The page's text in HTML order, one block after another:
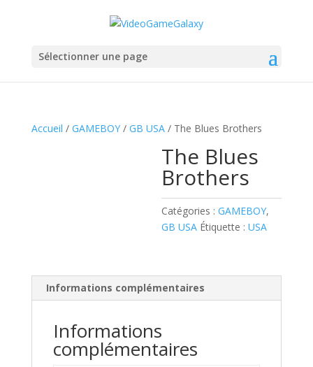
Sélectionner une page
Accueil / GAMEBOY/ GB USA/ The Blues Brothers
The Blues
Brothers
Catégories :GAMEBOY,
GB USA Étiquette :USA
Informations complémentaires
Informations
complémentaires